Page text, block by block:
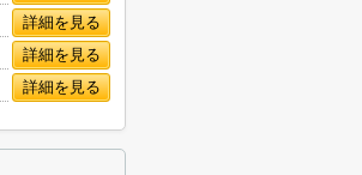
詳細を見る
詳細を見る
詳細を見る